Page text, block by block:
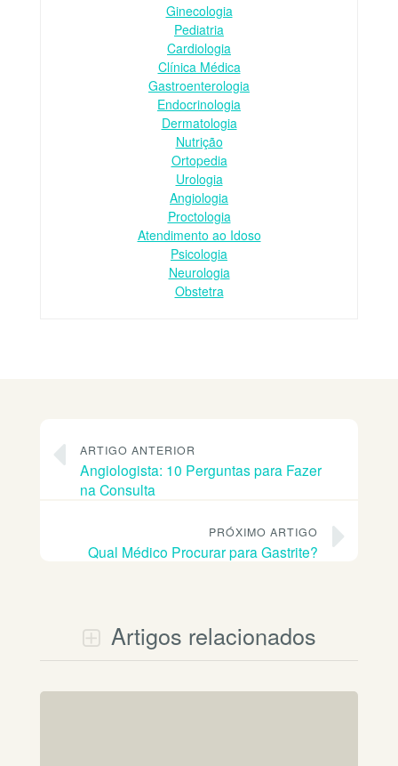
Ginecologia
Pediatria
Cardiologia
Clínica Médica
Gastroenterologia
Endocrinologia
Dermatologia
Nutrição
Ortopedia
Urologia
Angiologia
Proctologia
Atendimento ao Idoso
Psicologia
Neurologia
Obstetra
ARTIGO ANTERIOR
Angiologista: 10 Perguntas para Fazer
na Consulta
PRÓXIMO ARTIGO
Qual Médico Procurar para Gastrite?
Artigos relacionados